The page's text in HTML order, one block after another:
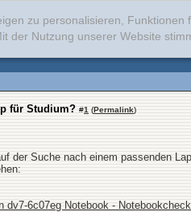
zu personalisieren,
der Nutzung unserer Website
für Studium? #1 (Permalink)
der Suche nach einem passenden
dv7-6c07eg Notebook -